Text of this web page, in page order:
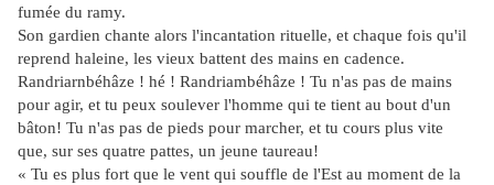
fumée du ramy.
Son gardien chante alors l'incantation rituelle, et chaque fois qu'il
reprend haleine, les vieux battent des mains en cadence.
Randriarnbéhâze ! hé ! Randriambéhâze ! Tu n'as pas de mains
pour agir, et tu peux soulever l'homme qui te tient au bout d'un
bâton! Tu n'as pas de pieds pour marcher, et tu cours plus vite
que, sur ses quatre pattes, un jeune taureau!
« Tu es plus fort que le vent qui souffle de l'Est au moment de la